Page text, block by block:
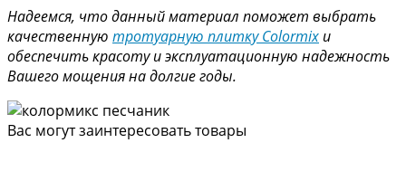
Надеемся, что данный материал поможет выбрать
качественную тротуарную плитку Colormix и
обеспечить красоту и эксплуатационную надежность
Вашего мощения на долгие годы.
Вас могут заинтересовать товары